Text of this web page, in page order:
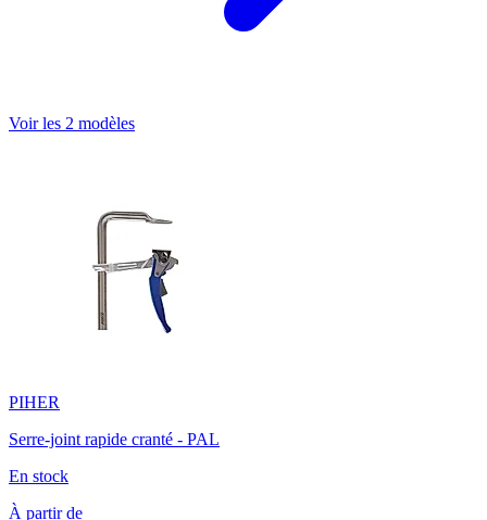
Voir les 2 modèles
PIHER
Serre-joint rapide cranté - PAL
En stock
À partir de